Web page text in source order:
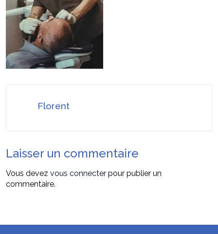
Florent
Laisser un commentaire
Vous devez vous connecter pour publier un
commentaire.